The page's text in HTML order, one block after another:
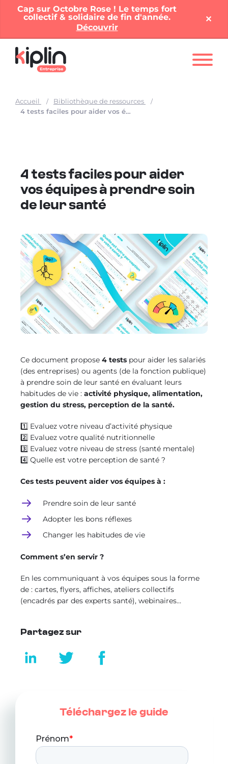
Cap sur Octobre Rose ! Le temps fort
collectif & solidaire de fin d'année.
Découvrir
✕︎
Nos solutions
entreprises
Contact
Accueil
Bibliothèque de ressources
4 tests faciles pour aider vos équipes à prendre soin de leur santé
4 tests faciles pour aider
vos équipes à prendre soin
de leur santé
Ce document propose 4 tests pour aider les salariés
(des entreprises) ou agents (de la fonction publique)
à prendre soin de leur santé en évaluant leurs
habitudes de vie : activité physique, alimentation,
gestion du stress, perception de la santé.
1️⃣ Evaluez votre niveau d’activité physique
2️⃣ Evaluez votre qualité nutritionnelle
3️⃣ Evaluez votre niveau de stress (santé mentale)
4️⃣ Quelle est votre perception de santé ?
Ces tests peuvent aider vos équipes à :
Prendre soin de leur santé
Adopter les bons réflexes
Changer les habitudes de vie
Comment s’en servir ?
En les communiquant à vos équipes sous la forme
de : cartes, flyers, affiches, ateliers collectifs
(encadrés par des experts santé), webinaires…
Partagez sur
Téléchargez le guide